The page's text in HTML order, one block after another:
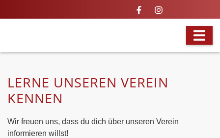
LERNE UNSEREN VEREIN
KENNEN
Wir freuen uns, dass du dich über unseren Verein
informieren willst!